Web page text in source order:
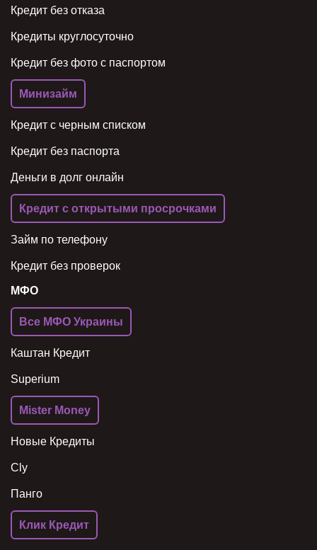
Кредит без отказа
Кредиты круглосуточно
Кредит без фото с паспортом
Минизайм
Кредит с черным списком
Кредит без паспорта
Деньги в долг онлайн
Кредит с открытыми просрочками
Займ по телефону
Кредит без проверок
МФО
Все МФО Украины
Каштан Кредит
Superium
Mister Money
Новые Кредиты
Cly
Панго
Клик Кредит